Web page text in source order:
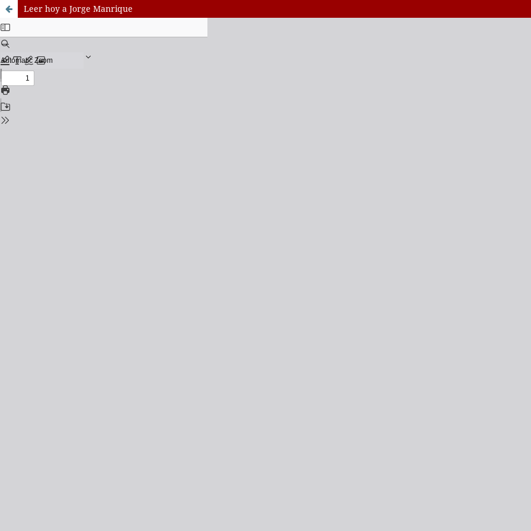
Leer hoy a Jorge Manrique